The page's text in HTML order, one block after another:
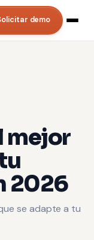
demo
mejor
2026
se adapte a tu